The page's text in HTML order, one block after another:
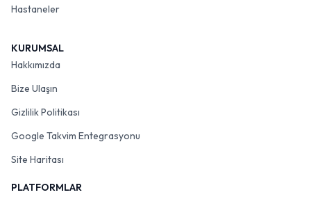
Hastaneler
KURUMSAL
Hakkımızda
Bize Ulaşın
Gizlilik Politikası
Google Takvim Entegrasyonu
Site Haritası
PLATFORMLAR